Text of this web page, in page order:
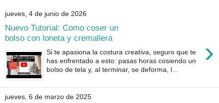
jueves, 4 de junio de 2026
Nuevo Tutorial: Como coser un
bolso con loneta y cremallera
›
Si te apasiona la costura creativa, seguro que te
has enfrentado a esto: pasas horas cosiendo un
bolso de tela y, al terminar, se deforma, l...
jueves, 6 de marzo de 2025